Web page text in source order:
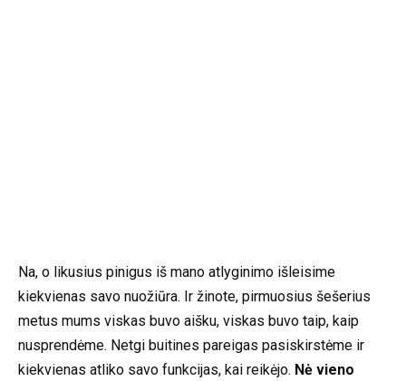
Na, o likusius pinigus iš mano atlyginimo išleisime
kiekvienas savo nuožiūra. Ir žinote, pirmuosius šešerius
metus mums viskas buvo aišku, viskas buvo taip, kaip
nusprendėme. Netgi buitines pareigas pasiskirstėme ir
kiekvienas atliko savo funkcijas, kai reikėjo. Nė vieno